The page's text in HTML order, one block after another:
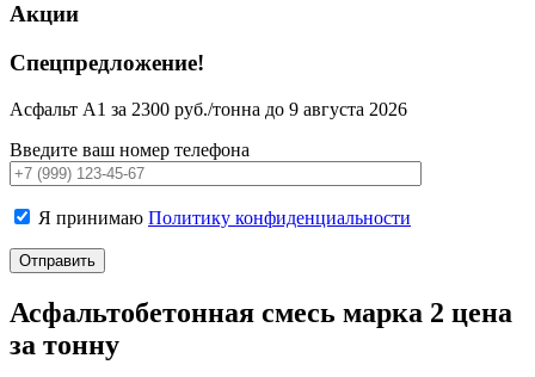
Акции
Спецпредложение!
Асфальт А1 за 2300 руб./тонна до 9 августа 2026
Введите ваш номер телефона
Я принимаю Политику конфиденциальности
Асфальтобетонная смесь марка 2 цена
за тонну